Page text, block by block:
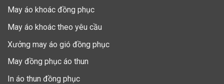
May áo khoác đồng phục
May áo khoác theo yêu cầu
Xưởng may áo gió đồng phục
May đồng phục áo thun
In áo thun đồng phục